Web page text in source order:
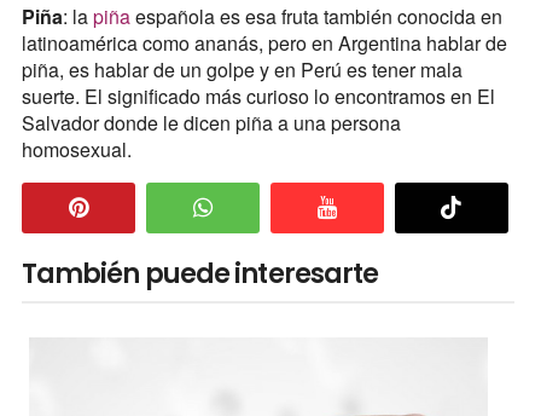
Piña: lapiñaespañola es esa fruta también conocida en
latinoamérica como ananás, pero en Argentina hablar de
piña, es hablar de un golpe y en Perú es tener mala
suerte. El significado más curioso lo encontramos en El
Salvador donde le dicen piña a una persona
homosexual.
También puede interesarte